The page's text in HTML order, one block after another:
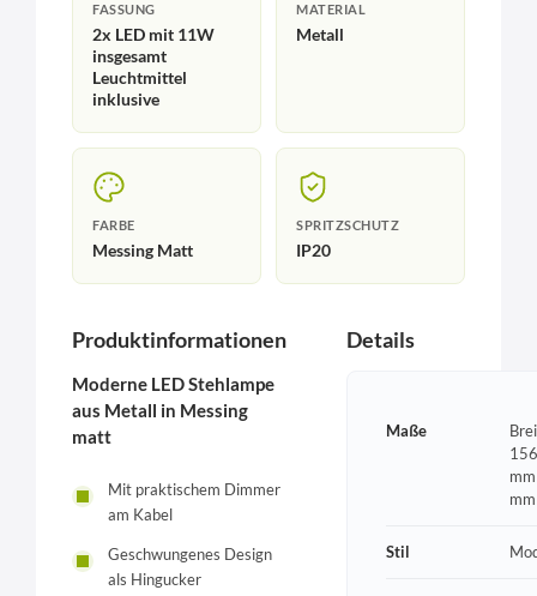
FASSUNG
2x LED mit 11W
insgesamt
Leuchtmittel
inklusive
MATERIAL
Metall
FARBE
Messing Matt
SPRITZSCHUTZ
IP20
Produktinformationen
Moderne LED Stehlampe
aus Metall in Messing
matt
Mit praktischem Dimmer
am Kabel
Geschwungenes Design
als Hingucker
Details
Maße
mm
Stil